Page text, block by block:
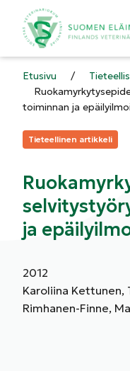
Etusivu /
toiminnan ja
Kategoriat:
Tieteellinen artikkeli
ja
2012
Karoliina Kettunen,
Rimhanen-Finne,